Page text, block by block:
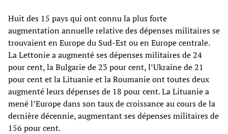
Huit des 15 pays qui ont connu la plus forte
augmentation annuelle relative des dépenses militaires se
trouvaient en Europe du Sud-Est ou en Europe centrale.
La Lettonie a augmenté ses dépenses militaires de 24
pour cent, la Bulgarie de 23 pour cent, l’Ukraine de 21
pour cent et la Lituanie et la Roumanie ont toutes deux
augmenté leurs dépenses de 18 pour cent. La Lituanie a
mené l’Europe dans son taux de croissance au cours de la
dernière décennie, augmentant ses dépenses militaires de
156 pour cent.